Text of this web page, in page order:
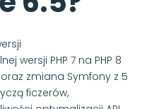
wersji PHP 7 na PHP 8
zmiana Symfony z 5
ficzerów,